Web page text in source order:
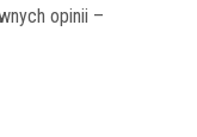
opinii –